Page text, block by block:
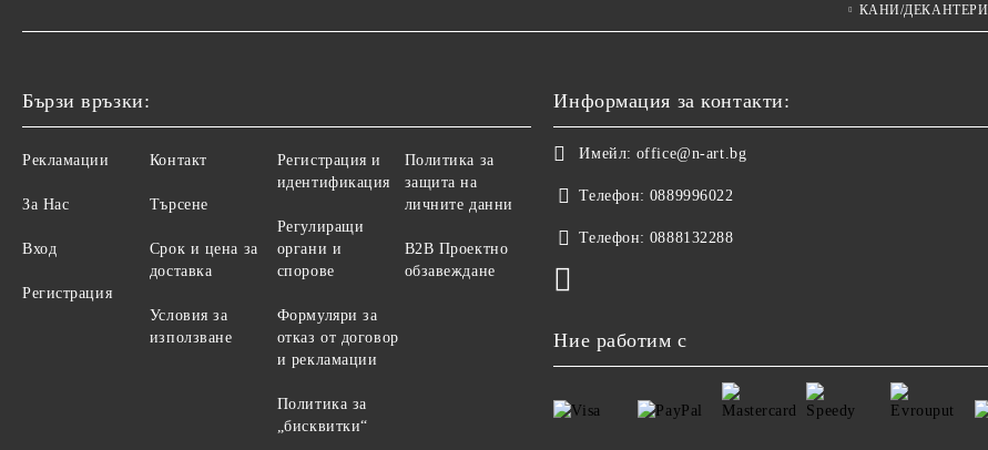
КАНИ/ДЕКАНТЕРИ
Бързи връзки:
Рекламации
За Нас
Вход
Регистрация
Контакт
Търсене
Срок и цена за
доставка
Условия за
използване
Регистрация и
идентификация
Регулиращи
органи и
спорове
Формуляри за
отказ от договор
и рекламации
Политика за
„бисквитки“
Политика за
защита на
личните данни
B2B Проектно
обзавеждане
Информация за контакти:
Имейл: office@n-art.bg
Телефон: 0889996022
Телефон: 0888132288
Ние работим с